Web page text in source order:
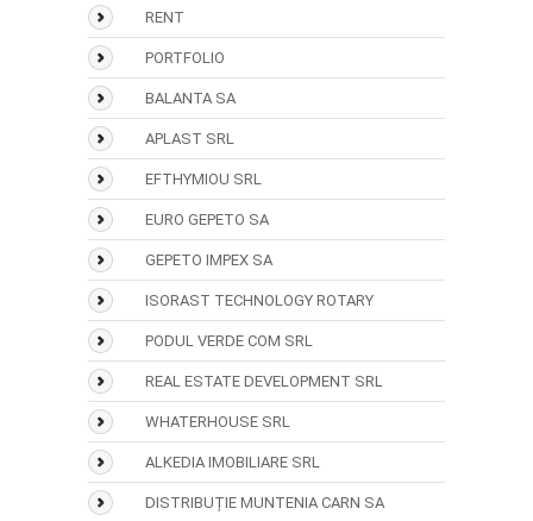
RENT
PORTFOLIO
BALANTA SA
APLAST SRL
EFTHYMIOU SRL
EURO GEPETO SA
GEPETO IMPEX SA
ISORAST TECHNOLOGY ROTARY
PODUL VERDE COM SRL
REAL ESTATE DEVELOPMENT SRL
WHATERHOUSE SRL
ALKEDIA IMOBILIARE SRL
DISTRIBUȚIE MUNTENIA CARN SA